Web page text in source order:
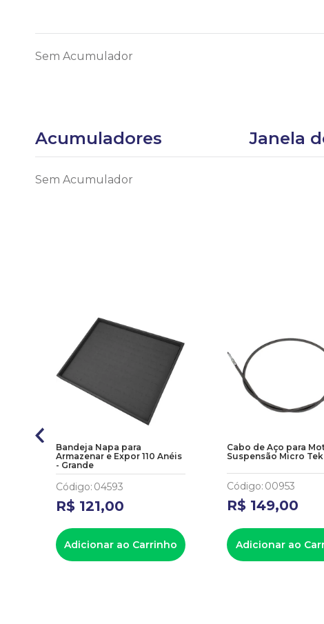
Sem Acumulador
Acumuladores Janela
Sem Acumulador
Bandeja Napa para
Armazenar e Expor 110 Anéis
- Grande
Código: 04593
R$ 121,00
Adicionar ao Carrinho
Cabo de Aço para
Suspensão Micro Tek
Código: 00953
R$ 149,00
Adicionar ao